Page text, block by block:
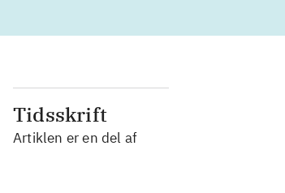
Tidsskrift
Artiklen er en del af